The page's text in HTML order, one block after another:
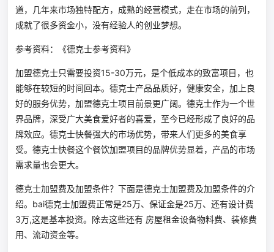
道，几年来市场独特配方，成熟的经营模式，走在市场的前列，
成就了很多资金小，没有经验人的创业梦想。
参考资料：《德克士参考资料》
加盟德克士只需要投资15-30万元，是个低成本的致富项目，也
能够在较短的时间回本。德克士产品品质好，健康安全，加上良
好的服务优势，加盟德克士项目前景更广阔。德克士作为一个世
界品牌，深受广大美食爱好者的喜爱，至今已经形成了良好的品
牌效应。德克士快餐强大的市场优势，带来人们更多的美食享
受。德克士快餐这个餐饮加盟项目的品牌优势显着，产品的市场
需求量也会更大。
德克士加盟费及加盟条件？下面是德克士加盟费及加盟条件的介
绍。bai德克士加盟费正常是25万、保证金是25万、还有设计费
3万,这是基本投资。除去这些还有 房屋租金设备物料费、装修费
用、流动资金等。